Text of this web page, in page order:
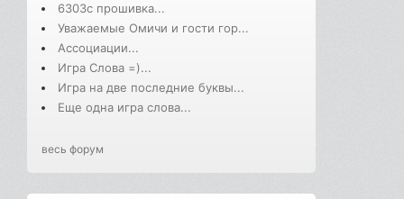
6303с прошивка...
Уважаемые Омичи и гости гор...
Ассоциации...
Игра Слова =)...
Игра на две последние буквы...
Еще одна игра слова...
весь форум